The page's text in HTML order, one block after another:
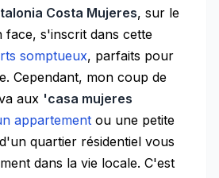
Costa Mujeres, sur le
face, s'inscrit dans cette
somptueux, parfaits pour
Cependant, mon coup de
aux 'casa mujeres
appartement ou une petite
quartier résidentiel vous
dans la vie locale. C'est